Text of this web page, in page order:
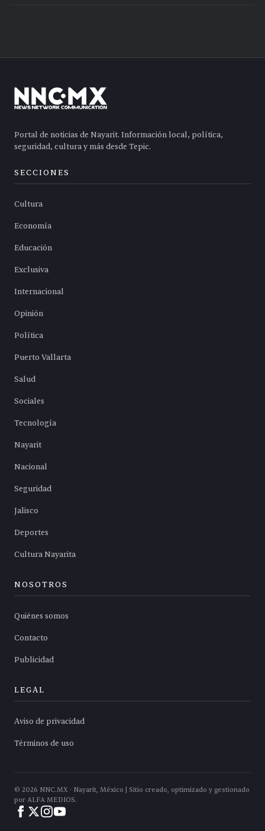
Portal de noticias de Nayarit. Información local, política,
seguridad, cultura y más desde Tepic.
SECCIONES
Cultura
Economía
Educación
Exclusiva
Internacional
Opinión
Política
Puerto Vallarta
Salud
Sociales
Tecnología
Nayarit
Nacional
Seguridad
Jalisco
Deportes
Cultura Nayarita
NOSOTROS
Quiénes somos
Contacto
Publicidad
LEGAL
Aviso de privacidad
Términos de uso
© 2026 NNC.MX · Nayarit, México | Sitio creado, optimizado y gestionado
por ALFA MEDIOS.